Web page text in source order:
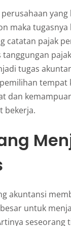
maka tugasnya
catatan pajak
tanggungan
tugas
tempat
dan
bekerja.
akuntansi
untuk
seseorang